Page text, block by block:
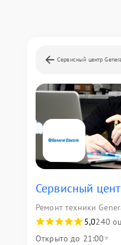
Сервисный центр
Сервисный
Ремонт техники
5,0240
Открыто до 21:00